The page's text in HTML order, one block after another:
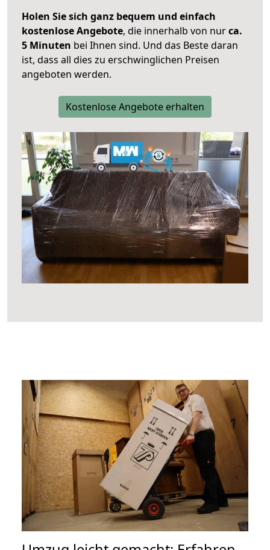
Holen Sie sich ganz bequem und einfach
kostenlose Angebote, die innerhalb von nurca.
5 Minuten bei Ihnen sind. Und das Beste daran
ist, dass all dies zu erschwinglichen Preisen
angeboten werden.
Kostenlose Angebote erhalten